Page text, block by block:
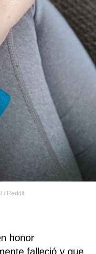
/ Reddit
honor
falleció y que